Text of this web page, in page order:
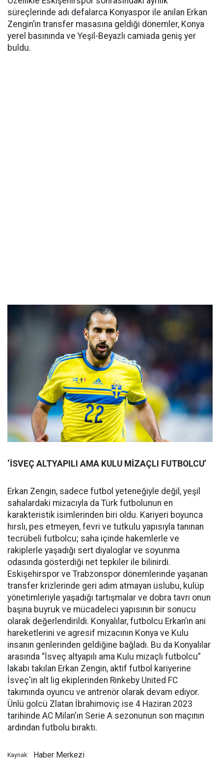
süreçlerinde adı defalarca Konyaspor ile anılan Erkan
Zengin’in transfer masasına geldiği dönemler, Konya
yerel basınında ve Yeşil-Beyazlı camiada geniş yer
buldu.
‘İSVEÇ ALTYAPILI AMA KULU MİZAÇLI FUTBOLCU’
Erkan Zengin, sadece futbol yeteneğiyle değil, yeşil
sahalardaki mizacıyla da Türk futbolunun en
karakteristik isimlerinden biri oldu. Kariyeri boyunca
hırslı, pes etmeyen, fevri ve tutkulu yapısıyla tanınan
tecrübeli futbolcu; saha içinde hakemlerle ve
rakiplerle yaşadığı sert diyaloglar ve soyunma
odasında gösterdiği net tepkiler ile bilinirdi.
Eskişehirspor ve Trabzonspor dönemlerinde yaşanan
transfer krizlerinde geri adım atmayan üslubu, kulüp
yönetimleriyle yaşadığı tartışmalar ve dobra tavrı onun
başına buyruk ve mücadeleci yapısının bir sonucu
olarak değerlendirildi. Konyalılar, futbolcu Erkan’ın ani
hareketlerini ve agresif mizacının Konya ve Kulu
insanın genlerinden geldiğine bağladı. Bu da Konyalılar
arasında “İsveç altyapılı ama Kulu mizaçlı futbolcu”
lakabı takılan Erkan Zengin, aktif futbol kariyerine
İsveç'in alt lig ekiplerinden Rinkeby United FC
takımında oyuncu ve antrenör olarak devam ediyor.
Ünlü golcü Zlatan İbrahimoviç ise 4 Haziran 2023
tarihinde AC Milan'ın Serie A sezonunun son maçının
ardından futbolu bıraktı.
Kaynak: Haber Merkezi